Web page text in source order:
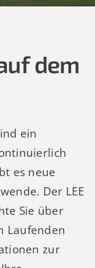
dem
ein
es neue
Der LEE
Sie über
Laufenden
zur